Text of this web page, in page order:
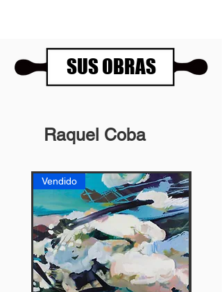
SUS OBRAS
Raquel Coba
Vendido